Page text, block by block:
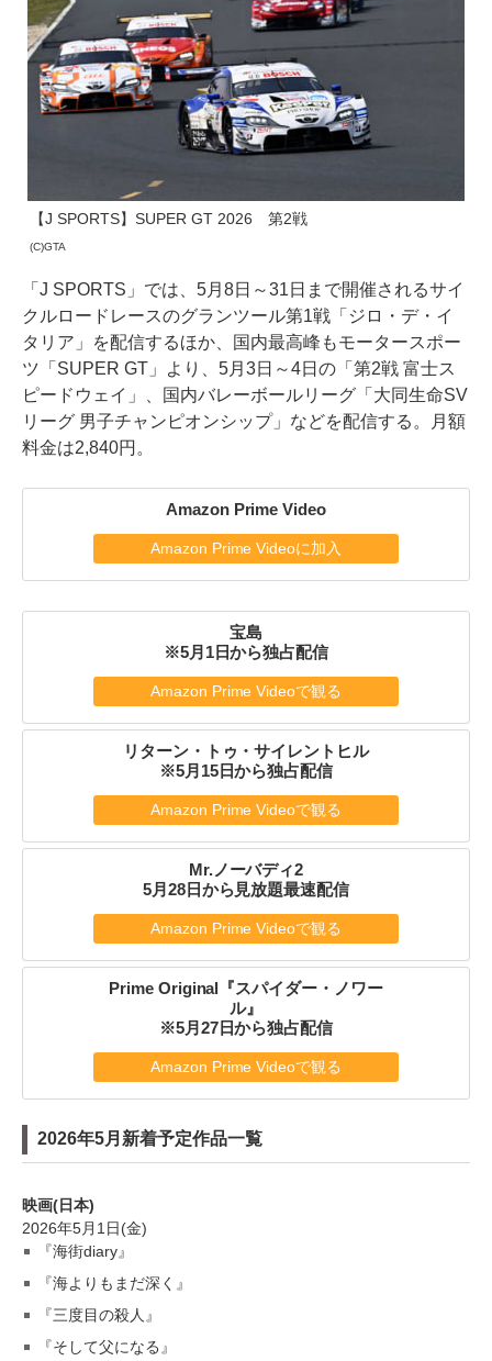
【J SPORTS】SUPER GT 2026 第2戦
(C)GTA
「J SPORTS」では、5月8日～31日まで開催されるサイ
クルロードレースのグランツール第1戦「ジロ・デ・イ
タリア」を配信するほか、国内最高峰もモータースポー
ツ「SUPER GT」より、5月3日～4日の「第2戦 富士ス
ピードウェイ」、国内バレーボールリーグ「大同生命SV
リーグ 男子チャンピオンシップ」などを配信する。月額
料金は2,840円。
Amazon Prime Video
Amazon Prime Videoに加入
宝島
※5月1日から独占配信
Amazon Prime Videoで観る
リターン・トゥ・サイレントヒル
※5月15日から独占配信
Amazon Prime Videoで観る
Mr.ノーバディ2
5月28日から見放題最速配信
Amazon Prime Videoで観る
Prime Original『スパイダー・ノワー
ル』
※5月27日から独占配信
Amazon Prime Videoで観る
2026年5月新着予定作品一覧
映画(日本)
2026年5月1日(金)
『海街diary』
『海よりもまだ深く』
『三度目の殺人』
『そして父になる』